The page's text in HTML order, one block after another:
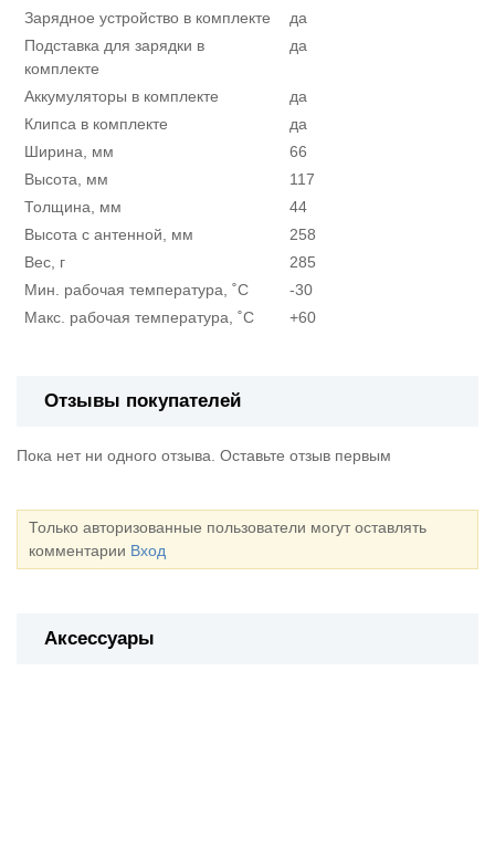
Зарядное устройство в комплекте
да
Подставка для зарядки в
комплекте
да
Аккумуляторы в комплекте
да
Клипса в комплекте
да
Ширина, мм
66
Высота, мм
117
Толщина, мм
44
Высота с антенной, мм
258
Вес, г
285
Мин. рабочая температура, ˚С
-30
Макс. рабочая температура, ˚С
+60
Отзывы покупателей
Пока нет ни одного отзыва. Оставьте отзыв первым
Только авторизованные пользователи могут оставлять
комментарии Вход
Аксессуары